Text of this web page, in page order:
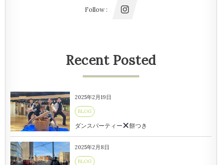
Follow :
Recent Posted
2025年2月19日
BLOG
ダンスパーティー 餅つき
2025年2月8日
BLOG